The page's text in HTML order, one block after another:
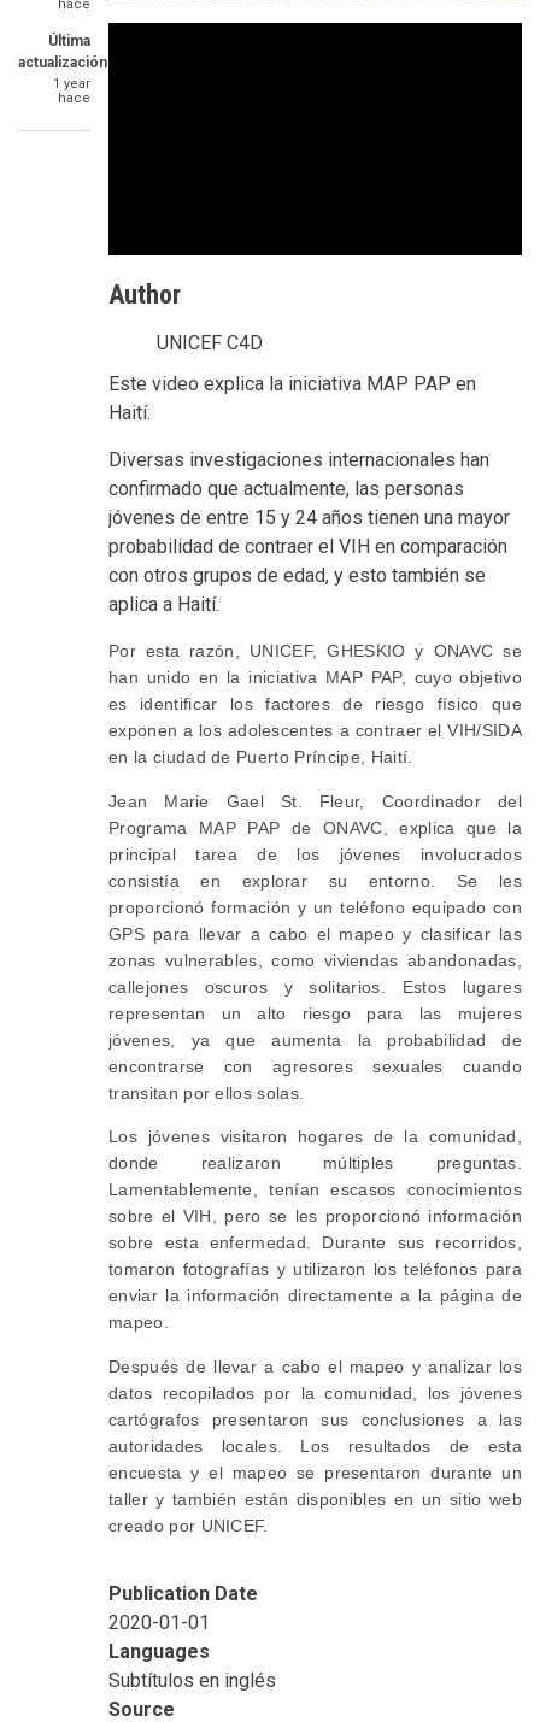
hace
Última
actualización
1 year
hace
Author
UNICEF C4D
SummaryText
Este video explica la iniciativa MAP PAP en
Haití.
Diversas investigaciones internacionales han
confirmado que actualmente, las personas
jóvenes de entre 15 y 24 años tienen una mayor
probabilidad de contraer el VIH en comparación
con otros grupos de edad, y esto también se
aplica a Haití.
Por esta razón, UNICEF, GHESKIO y ONAVC se
han unido en la iniciativa MAP PAP, cuyo objetivo
es identificar los factores de riesgo físico que
exponen a los adolescentes a contraer el VIH/SIDA
en la ciudad de Puerto Príncipe, Haití.
Jean Marie Gael St. Fleur, Coordinador del
Programa MAP PAP de ONAVC, explica que la
principal tarea de los jóvenes involucrados
consistía en explorar su entorno. Se les
proporcionó formación y un teléfono equipado con
GPS para llevar a cabo el mapeo y clasificar las
zonas vulnerables, como viviendas abandonadas,
callejones oscuros y solitarios. Estos lugares
representan un alto riesgo para las mujeres
jóvenes, ya que aumenta la probabilidad de
encontrarse con agresores sexuales cuando
transitan por ellos solas.
Los jóvenes visitaron hogares de la comunidad,
donde realizaron múltiples preguntas.
Lamentablemente, tenían escasos conocimientos
sobre el VIH, pero se les proporcionó información
sobre esta enfermedad. Durante sus recorridos,
tomaron fotografías y utilizaron los teléfonos para
enviar la información directamente a la página de
mapeo.
Después de llevar a cabo el mapeo y analizar los
datos recopilados por la comunidad, los jóvenes
cartógrafos presentaron sus conclusiones a las
autoridades locales. Los resultados de esta
encuesta y el mapeo se presentaron durante un
taller y también están disponibles en un sitio web
creado por UNICEF.
Publication Date
2020-01-01
Languages
Subtítulos en inglés
Source